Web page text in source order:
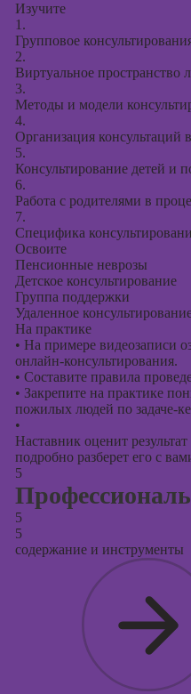
Изучите
1.
Групповое
2.
Виртуальное пространство
3.
Методы и модели
4.
Организация консультаций
5.
Консультирование детей и
6.
Работа с родителями в
7.
Специфика
Освоите
Пенсионные неврозы
Детское консультирование
Группа поддержки
Удаленное
На практике
• На примере видеозаписи
онлайн-консультирования.
• Составите правила
• Закрепите на практике
пожилых людей по задаче-
•
Наставник оценит
подробно разберет его с
5
5
5
содержание и инструменты